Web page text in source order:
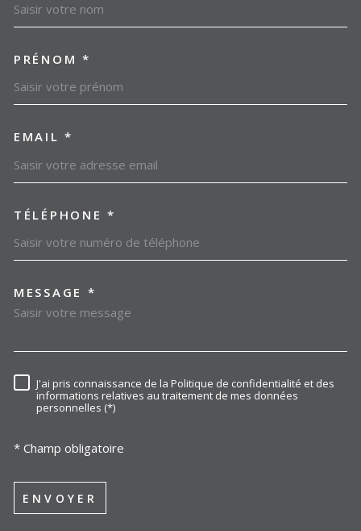
PRÉNOM *
EMAIL *
TÉLÉPHONE *
MESSAGE *
RÈGLEMENTATION
J'ai pris connaissance de la Politique de confidentialité et des
informations relatives au traitement de mes données
personnelles (*)
* Champ obligatoire
ENVOYER